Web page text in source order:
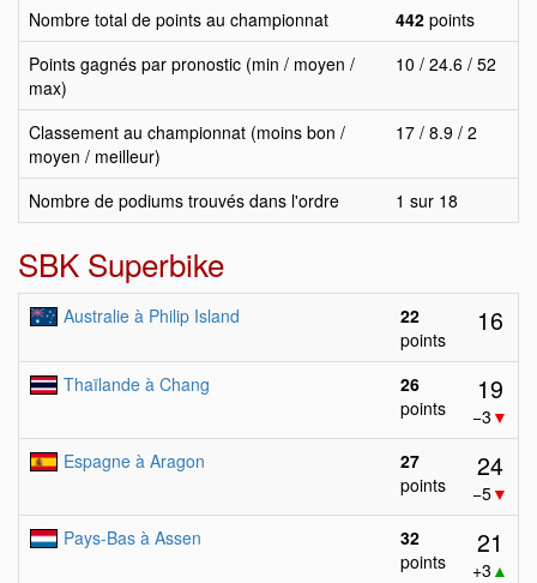
Nombre total de points au championnat
442 points
Points gagnés par pronostic (min / moyen /
max)
10 / 24.6 / 52
Classement au championnat (moins bon /
moyen / meilleur)
17 / 8.9 / 2
Nombre de podiums trouvés dans l'ordre 1 sur 18
SBK Superbike
Australie à Philip Island
22
points
16
Thaïlande à Chang
26
points
19
−3 ▼
Espagne à Aragon
27
points
24
−5▼
Pays-Bas à Assen
32
points
21
+3 ▲